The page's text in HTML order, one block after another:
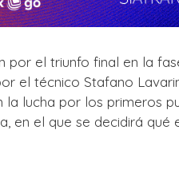
por el triunfo final en la
el técnico Stafano
lucha por los primeros
en el que se decidirá qué